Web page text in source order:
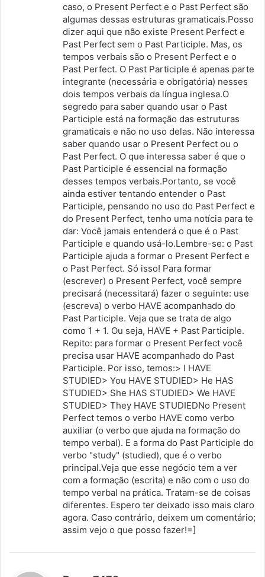
caso, o Present Perfect e o Past Perfect são
algumas dessas estruturas gramaticais.Posso
dizer aqui que não existe Present Perfect e
Past Perfect sem o Past Participle. Mas, os
tempos verbais são o Present Perfect e o
Past Perfect. O Past Participle é apenas parte
integrante (necessária e obrigatória) nesses
dois tempos verbais da língua inglesa.O
segredo para saber quando usar o Past
Participle está na formação das estruturas
gramaticais e não no uso delas. Não interessa
saber quando usar o Present Perfect ou o
Past Perfect. O que interessa saber é que o
Past Participle é essencial na formação
desses tempos verbais.Portanto, se você
ainda estiver tentando entender o Past
Participle, pensando no uso do Past Perfect e
do Present Perfect, tenho uma notícia para te
dar: Você jamais entenderá o que é o Past
Participle e quando usá-lo.Lembre-se: o Past
Participle ajuda a formar o Present Perfect e
o Past Perfect. Só isso! Para formar
(escrever) o Present Perfect, você sempre
precisará (necessitará) fazer o seguinte: use
(escreva) o verbo HAVE acompanhado do
Past Participle. Veja que se trata de algo
como 1 + 1. Ou seja, HAVE + Past Participle.
Repito: para formar o Present Perfect você
precisa usar HAVE acompanhado do Past
Participle. Por isso, temos:> I HAVE
STUDIED> You HAVE STUDIED> He HAS
STUDIED> She HAS STUDIED> We HAVE
STUDIED> They HAVE STUDIEDNo Present
Perfect temos o verbo HAVE como verbo
auxiliar (o verbo que ajuda na formação do
tempo verbal). E a forma do Past Participle do
verbo "study" (studied), que é o verbo
principal.Veja que esse negócio tem a ver
com a formação (escrita) e não com o uso do
tempo verbal na prática. Tratam-se de coisas
diferentes. Espero ter deixado isso mais claro
agora. Caso contrário, deixem um comentário;
assim vejo o que posso fazer!=]